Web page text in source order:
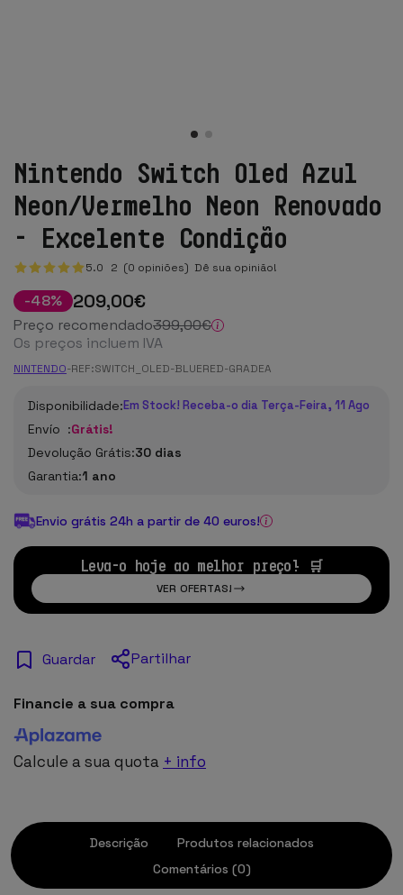
Nintendo Switch Oled Azul
Neon/Vermelho Neon Renovado
- Excelente Condição
5.0 2 (0 opiniões) Dê sua opinião!
-48% 209,00€
Preço recomendado399,00€
Os preços incluem IVA
NINTENDO-REF:SWITCH_OLED-BLUERED-GRADEA
Disponibilidade:Em Stock! Receba-o dia Terça-Feira, 11 Ago
Envío :Grátis!
Devolução Grátis:30 dias
Garantia:1 ano
Envio grátis 24h a partir de 40 euros!
Leva-o hoje ao melhor preço! 🛒
VER OFERTAS!
Guardar Partilhar
Financie a sua compra
Calcule a sua quota + info
Descrição
Produtos relacionados
Comentários (0)